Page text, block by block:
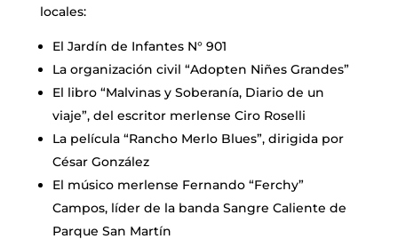
locales:
El Jardín de Infantes N° 901
La organización civil “Adopten Niñes Grandes”
El libro “Malvinas y Soberanía, Diario de un
viaje”, del escritor merlense Ciro Roselli
La película “Rancho Merlo Blues”, dirigida por
César González
El músico merlense Fernando “Ferchy”
Campos, líder de la banda Sangre Caliente de
Parque San Martín